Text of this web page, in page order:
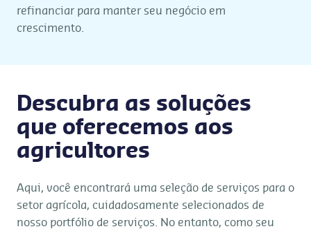
refinanciar para manter seu negócio em
crescimento.
Descubra as soluções
que oferecemos aos
agricultores
Aqui, você encontrará uma seleção de serviços para o
setor agrícola, cuidadosamente selecionados de
nosso portfólio de serviços. No entanto, como seu